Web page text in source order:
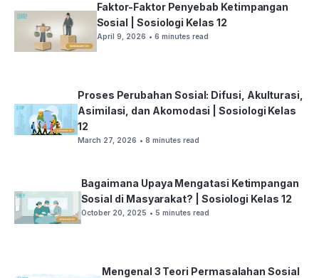
Faktor-Faktor Penyebab Ketimpangan
Sosial | Sosiologi Kelas 12
April 9, 2026 • 6 minutes read
Proses Perubahan Sosial: Difusi, Akulturasi,
Asimilasi, dan Akomodasi | Sosiologi Kelas
12
March 27, 2026 • 8 minutes read
Bagaimana Upaya Mengatasi Ketimpangan
Sosial di Masyarakat? | Sosiologi Kelas 12
October 20, 2025 • 5 minutes read
Mengenal 3 Teori Permasalahan Sosial